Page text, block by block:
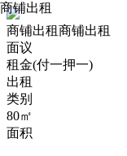
商铺出租商铺出租
面议
租金(付一押一)
出租
类别
80㎡
面积
商铺出租